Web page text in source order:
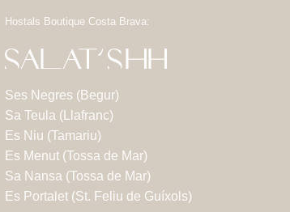
Hostals Boutique Costa Brava:
Ses Negres (Begur)
Sa Teula (Llafranc)
Es Niu (Tamariu)
Es Menut (Tossa de Mar)
Sa Nansa (Tossa de Mar)
Es Portalet (St. Feliu de Guíxols)